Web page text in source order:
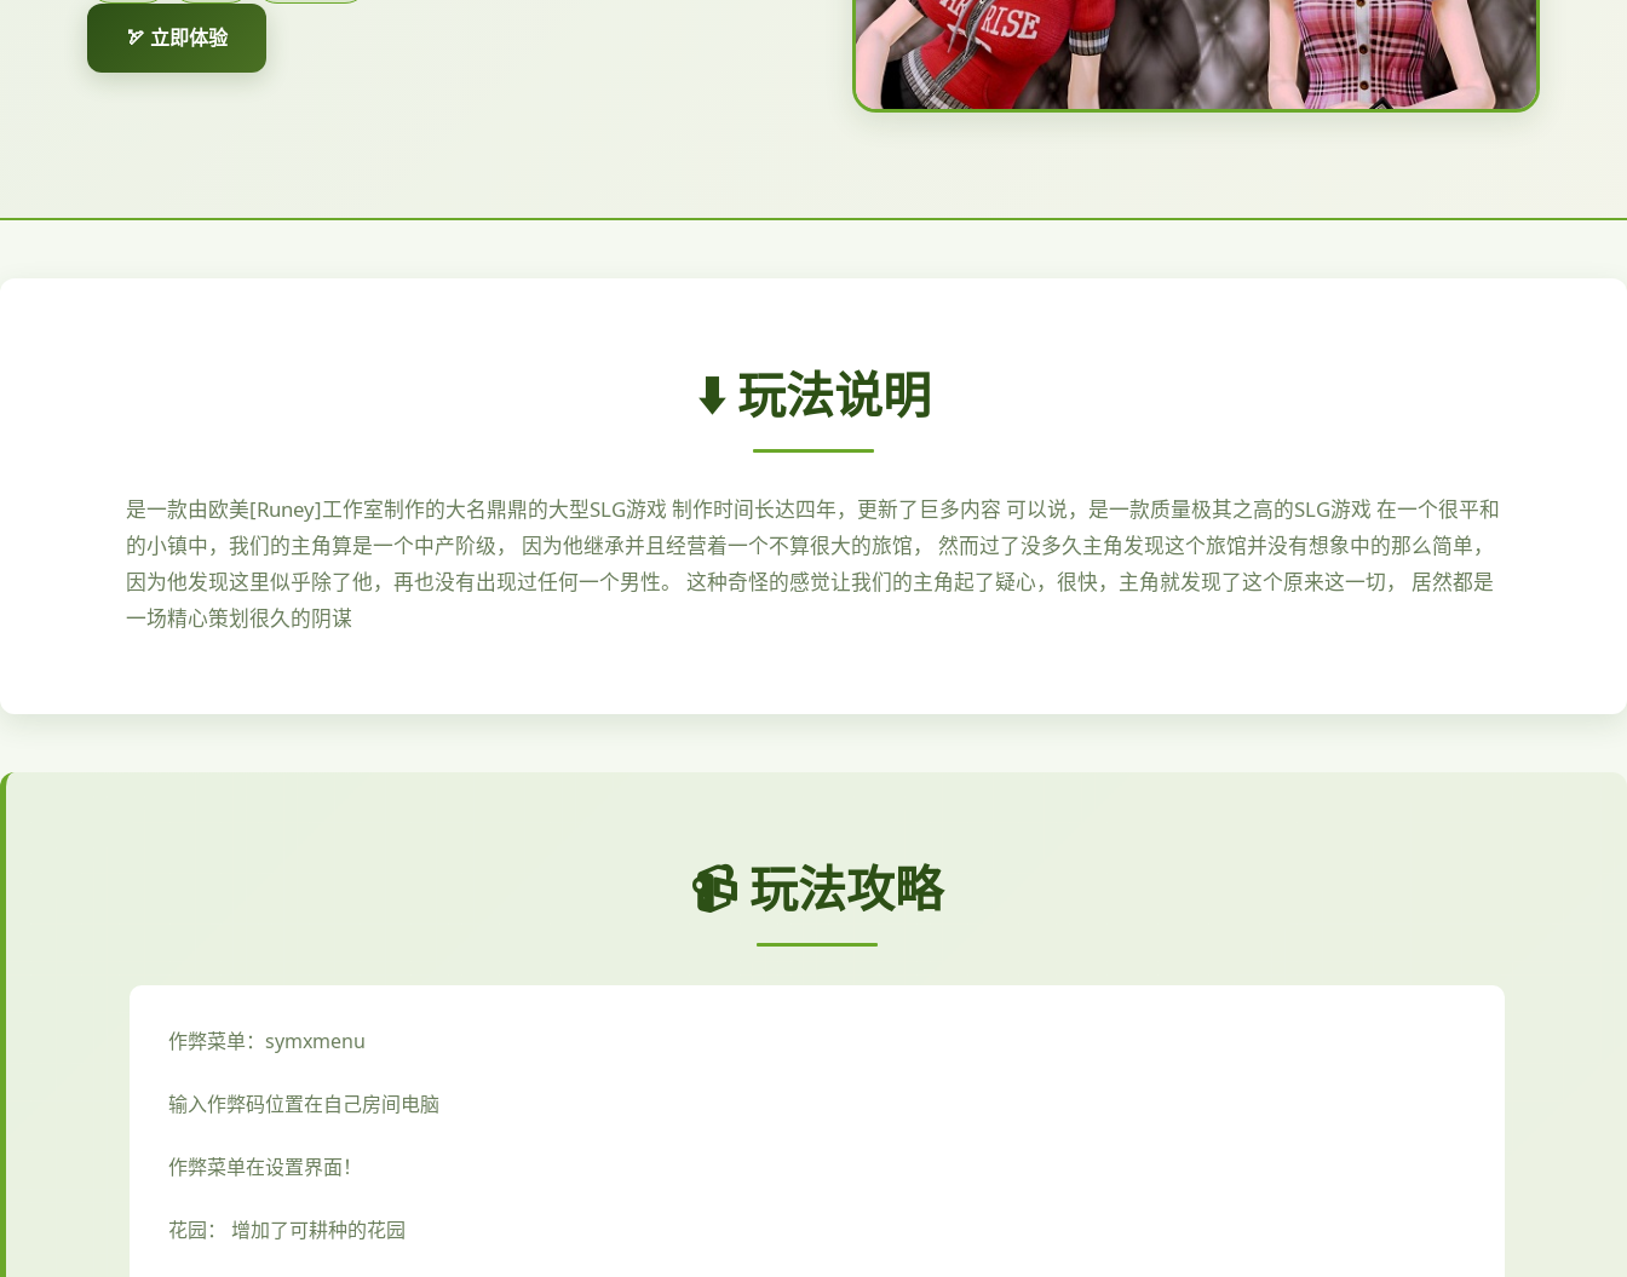
🏹 立即体验
⬇️ 玩法说明
是一款由欧美[Runey]工作室制作的大名鼎鼎的大型SLG游戏 制作时间长达四年，更新了巨多内容 可以说，是一款质量极其之高的SLG游戏 在一个很平和
的小镇中，我们的主角算是一个中产阶级， 因为他继承并且经营着一个不算很大的旅馆， 然而过了没多久主角发现这个旅馆并没有想象中的那么简单，
因为他发现这里似乎除了他，再也没有出现过任何一个男性。 这种奇怪的感觉让我们的主角起了疑心，很快，主角就发现了这个原来这一切， 居然都是
一场精心策划很久的阴谋
📹 玩法攻略
作弊菜单：symxmenu
输入作弊码位置在自己房间电脑
作弊菜单在设置界面！
花园： 增加了可耕种的花园